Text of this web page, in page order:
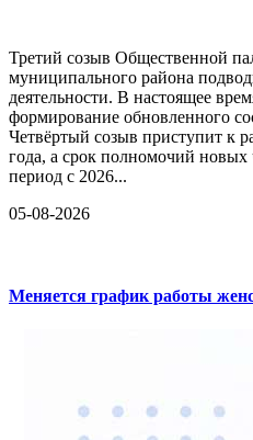
Третий созыв Общественной
муниципального района
деятельности. В настоящее
формирование обновленного
Четвёртый созыв приступит к
года, а срок полномочий новых
период с 2026...
05-08-2026
Меняется график работы